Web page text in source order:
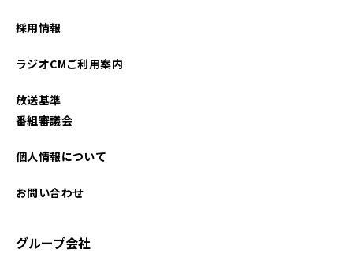
採用情報
ラジオCMご利用案内
放送基準
番組審議会
個人情報について
お問い合わせ
グループ会社